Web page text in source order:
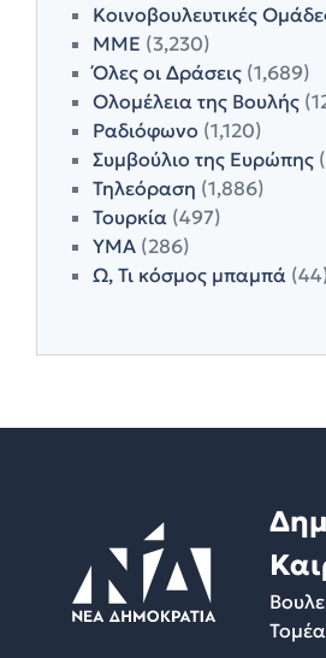
Κοινοβουλευτικές
ΜΜΕ (3,230)
Όλες οι Δράσεις (1,689)
Ολομέλεια της Βουλής
Ραδιόφωνο (1,120)
Συμβούλιο της Ευρώπης
Τηλεόραση (1,886)
Τουρκία (497)
ΥΜΑ (286)
Ω, Τι κόσμος μπαμπά